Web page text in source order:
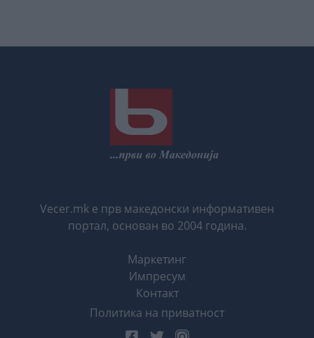
Vecer.mk е прв македонски информативен
портал, основан во 2004 година.
Маркетинг
Импресум
Контакт
Политика на приватност